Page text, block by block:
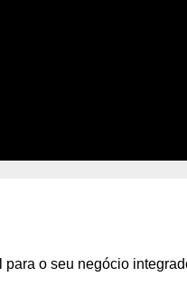
o seu negócio